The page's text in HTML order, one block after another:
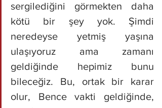
sergilediğini görmekten daha
kötü bir şey yok. Şimdi
neredeyse yetmiş yaşına
ulaşıyoruz ama zamanı
geldiğinde hepimiz bunu
bileceğiz. Bu, ortak bir karar
olur, Bence vakti geldiğinde,